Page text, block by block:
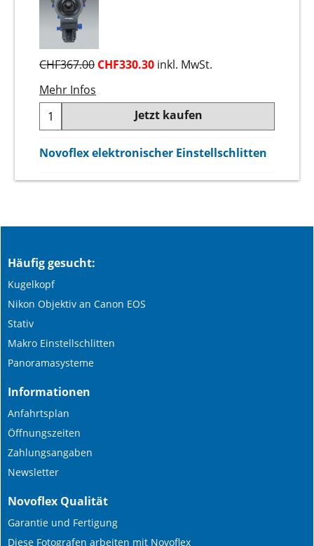
CHF367.00 CHF330.30 inkl. MwSt.
Mehr Infos
Jetzt kaufen
Novoflex elektronischer Einstellschlitten
Häufig gesucht:
Kugelkopf
Nikon Objektiv an Canon EOS
Stativ
Makro Einstellschlitten
Panoramasysteme
Informationen
Anfahrtsplan
Öffnungszeiten
Zahlungsangaben
Newsletter
Novoflex Qualität
Garantie und Fertigung
Diese Fotografen arbeiten mit Novoflex